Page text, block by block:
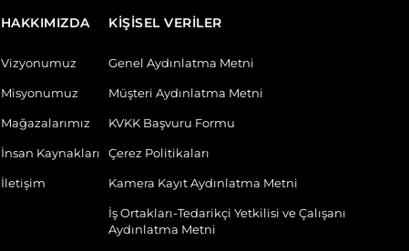
HAKKIMIZDA
Vizyonumuz
Misyonumuz
Mağazalarımız
İnsan Kaynakları
İletişim
KİŞİSEL VERİLER
Genel Aydınlatma Metni
Müşteri Aydınlatma Metni
KVKK Başvuru Formu
Çerez Politikaları
Kamera Kayıt Aydınlatma Metni
İş Ortakları-Tedarikçi Yetkilisi ve Çalışanı
Aydınlatma Metni